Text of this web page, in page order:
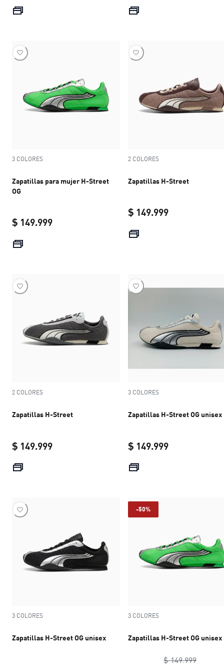
current price $ 149.999
3 COLORES
Zapatillas para mujer H-Street
OG
$ 149.999
2 COLORES
Zapatillas H-Street
$ 149.999
2 COLORES
Zapatillas H-Street
$ 149.999
current price $ 149.999
3 COLORES
Zapatillas H-Street OG unisex
$ 149.999
3 COLORES
Zapatillas H-Street OG unisex
-50%
3 COLORES
Zapatillas H-Street OG unisex
$ 149.999original